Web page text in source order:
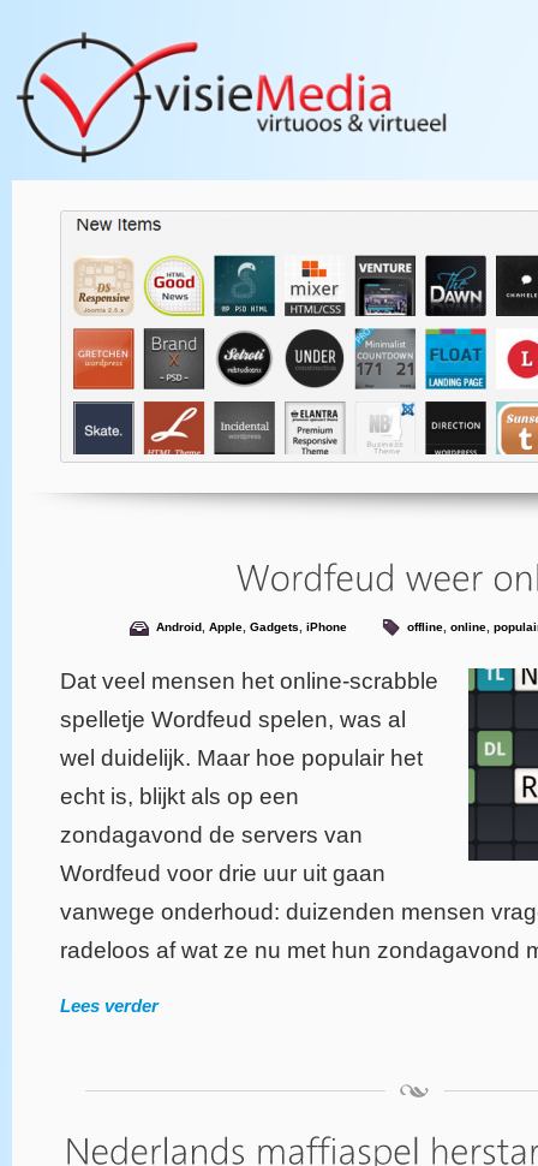
Android, Apple, Gadgets, iPhone offline, online,
Dat veel mensen het online-scrabble
spelletje Wordfeud spelen, was al
wel duidelijk. Maar hoe populair het
echt is, blijkt als op een
zondagavond de servers van
Wordfeud voor drie uur uit gaan
vanwege onderhoud: duizenden mensen
radeloos af wat ze nu met hun zondagavond
Lees verder